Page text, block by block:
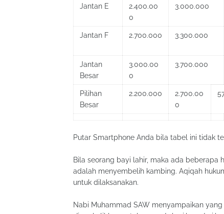
Jantan E
2.400.00
0
3.000.000
Jantan F 2.700.000 3.300.000
Jantan
Besar
3.000.00
0
3.700.000
Pilihan
Besar
2.200.000
2.700.00
0
Putar Smartphone Anda bila tabel ini tidak
Bila seorang bayi lahir, maka ada beberapa
adalah menyembelih kambing. Aqiqah
untuk dilaksanakan.
Nabi Muhammad SAW menyampaikan yang